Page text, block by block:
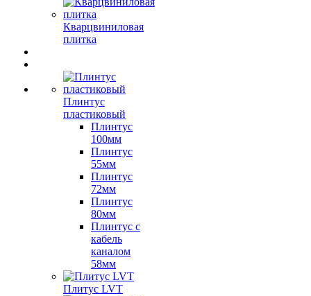
Кварцвиниловая
плитка
Плинтус
пластиковый
Плинтус
100мм
Плинтус
55мм
Плинтус
72мм
Плинтус
80мм
Плинтус с
кабель
каналом
58мм
Плитус LVT